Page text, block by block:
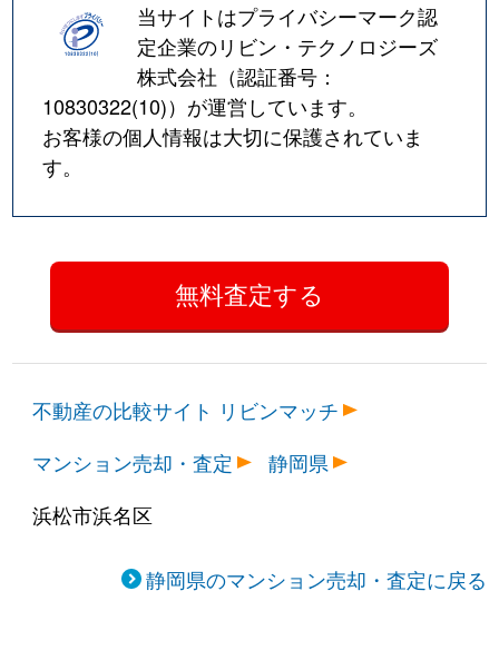
当サイトはプライバシーマーク認
定企業のリビン・テクノロジーズ
株式会社（認証番号：
10830322(10)）が運営しています。
お客様の個人情報は大切に保護されていま
す。
不動産の比較サイト リビンマッチ
マンション売却・査定
静岡県
浜松市浜名区
静岡県のマンション売却・査定に戻る